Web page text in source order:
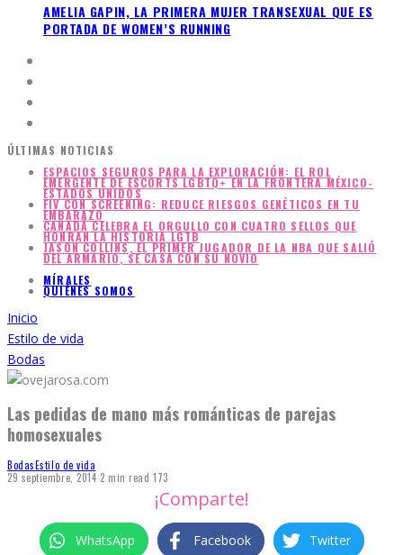
AMELIA GAPIN, LA PRIMERA MUJER TRANSEXUAL QUE ES
PORTADA DE WOMEN’S RUNNING
ÚLTIMAS NOTICIAS
ESPACIOS SEGUROS PARA LA EXPLORACIÓN: EL ROL
EMERGENTE DE ESCORTS LGBTQ+ EN LA FRONTERA MÉXICO-
ESTADOS UNIDOS
FIV CON SCREENING: REDUCE RIESGOS GENÉTICOS EN TU
EMBARAZO
CANADÁ CELEBRA EL ORGULLO CON CUATRO SELLOS QUE
HONRAN LA HISTORIA LGTB
JASON COLLINS, EL PRIMER JUGADOR DE LA NBA QUE SALIÓ
DEL ARMARIO, SE CASA CON SU NOVIO
MÍRALES
QUIÉNES SOMOS
Inicio
Estilo de vida
Bodas
Las pedidas de mano más románticas de parejas
homosexuales
BodasEstilo de vida
29 septiembre, 2014 2 min read 173
¡Comparte!
WhatsApp Facebook Twitter